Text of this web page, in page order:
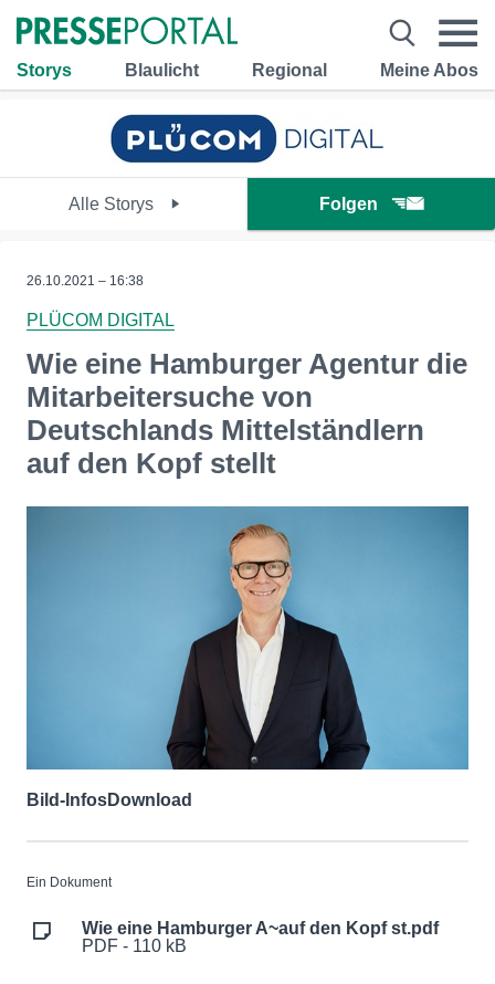
Storys Blaulicht Regional Meine Abos
Alle Storys Folgen
26.10.2021 – 16:38
PLÜCOM DIGITAL
Wie eine Hamburger Agentur die
Mitarbeitersuche von
Deutschlands Mittelständlern
auf den Kopf stellt
Bild-InfosDownload
Ein Dokument
Wie eine Hamburger A~auf den Kopf st.pdf
PDF - 110 kB